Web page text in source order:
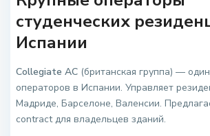
студенческих
Испании
Collegiate AC (британская группа) —
операторов в Испании. Управляет
Мадриде, Барселоне, Валенсии.
contract для владельцев зданий.